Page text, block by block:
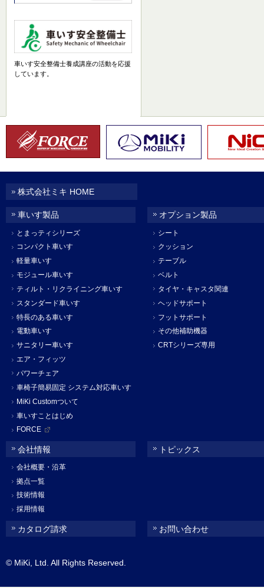
車いす安全整備士養成講座の活動を応援
しています。
株式会社ミキ HOME
車いす製品
とまっティシリーズ
コンパクト車いす
軽量車いす
モジュール車いす
ティルト・リクライニング車いす
スタンダード車いす
特長のある車いす
電動車いす
サニタリー車いす
エア・フィッツ
パワーチェア
車椅子簡易固定 システム対応車いす
MiKi Customついて
車いすことはじめ
FORCE
オプション製品
シート
クッション
テーブル
ベルト
タイヤ・キャスタ関連
ヘッドサポート
フットサポート
その他補助機器
CRTシリーズ専用
会社情報
会社概要・沿革
拠点一覧
技術情報
採用情報
トピックス
カタログ請求 お問い合わせ
© MiKi, Ltd. All Rights Reserved.